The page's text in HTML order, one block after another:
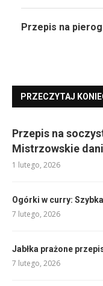
Przepis na
PRZECZYTAJ
Przepis na
Mistrzowskie
1 lutego, 2026
Ogórki w curry:
7 lutego, 2026
Jabłka prażone
7 lutego, 2026